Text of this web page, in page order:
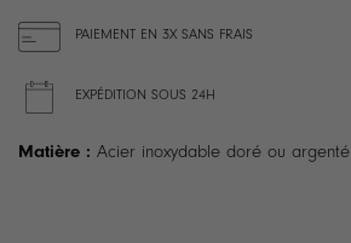
PAIEMENT EN 3X SANS FRAIS
EXPÉDITION SOUS 24H
Matière : Acier inoxydable doré ou argenté